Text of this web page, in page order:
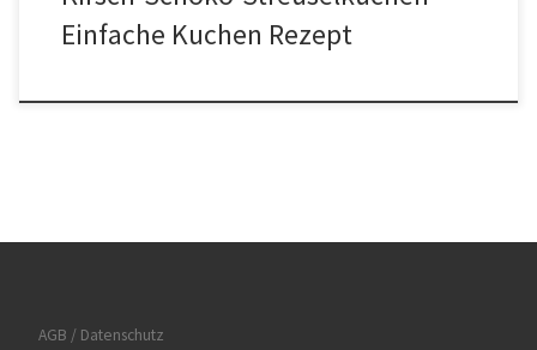
Einfache Kuchen Rezept
AGB / Datenschutz